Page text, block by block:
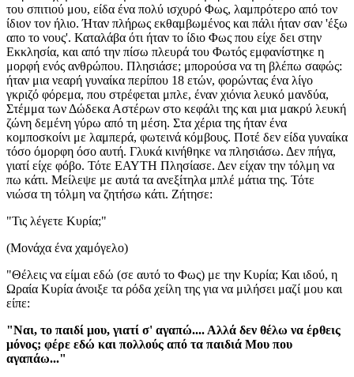
του σπιτιού μου, είδα ένα πολύ ισχυρό Φως, λαμπρότερο από τον
ίδιον τον ήλιο. Ήταν πλήρως εκθαμβωμένος και πάλι ήταν σαν 'έξω
απο το νους'. Καταλάβα ότι ήταν το ίδιο Φως που είχε δει στην
Εκκλησία, και από την πίσω πλευρά του Φωτός εμφανίστηκε η
μορφή ενός ανθρώπου. Πλησιάσε; μπορούσα να τη βλέπω σαφώς:
ήταν μια νεαρή γυναίκα περίπου 18 ετών, φορώντας ένα λίγο
γκριζό φόρεμα, που στρέφεται μπλε, έναν χιόνια λευκό μανδύα,
Στέμμα των Δώδεκα Αστέρων στο κεφάλι της και μια μακρύ λευκή
ζώνη δεμένη γύρω από τη μέση. Στα χέρια της ήταν ένα
κομποσκοίνι με λαμπερά, φωτεινά κόμβους. Ποτέ δεν είδα γυναίκα
τόσο όμορφη όσο αυτή. Γλυκά κινήθηκε να πλησιάσω. Δεν πήγα,
γιατί είχε φόβο. Τότε ΕΑΥΤΗ Πλησίασε. Δεν είχαν την τόλμη να
πω κάτι. Μείλεψε με αυτά τα ανεξίτηλα μπλέ μάτια της. Τότε
νιώσα τη τόλμη να ζητήσω κάτι. Ζήτησε:
"Τις λέγετε Κυρία;"
(Μονάχα ένα χαμόγελο)
"Θέλεις να είμαι εδώ (σε αυτό το Φως) με την Κυρία; Και ιδού, η
Ωραία Κυρία άνοιξε τα ρόδα χείλη της για να μιλήσει μαζί μου και
είπε:
"Ναι, το παιδί μου, γιατί σ' αγαπώ.... Αλλά δεν θέλω να έρθεις
μόνος; φέρε εδώ και πολλούς από τα παιδιά Μου που
αγαπάω..."